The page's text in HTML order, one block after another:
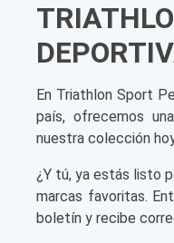
En Triathlon Sport
país, ofrecemos
nuestra colección
¿Y tú, ya estás listo
marcas favoritas.
boletín y recibe